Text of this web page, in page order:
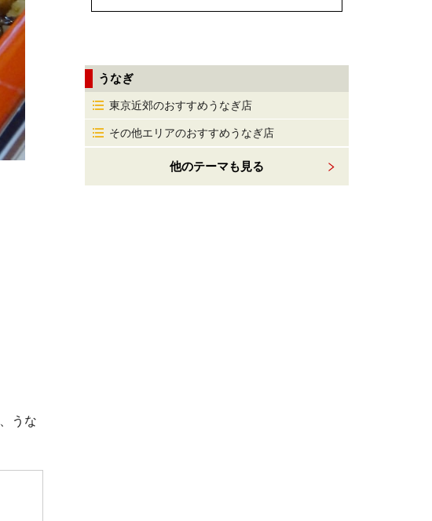
うな
うなぎ
東京近郊のおすすめうなぎ店
その他エリアのおすすめうなぎ店
他のテーマも見る